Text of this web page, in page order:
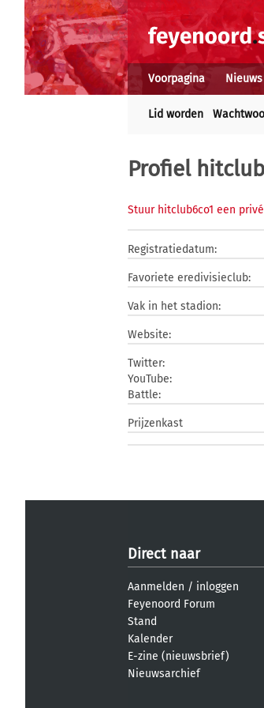
Voorpagina Nieuws
Lid worden
Profiel
Stuur hitclub6co1 een
Registratiedatum:
Favoriete eredivisieclub:
Vak in het stadion:
Website:
Twitter:
YouTube:
Battle:
Prijzenkast
Direct naar
Aanmelden / inloggen
Feyenoord Forum
Stand
Kalender
E-zine (nieuwsbrief)
Nieuwsarchief